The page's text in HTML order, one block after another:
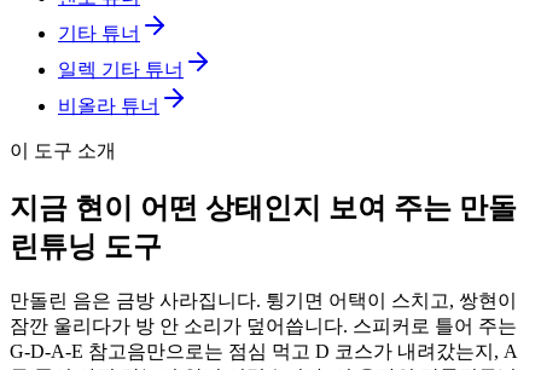
기타 튜너
일렉 기타 튜너
비올라 튜너
이 도구 소개
지금 현이 어떤 상태인지 보여 주는 만돌
린튜닝 도구
만돌린 음은 금방 사라집니다. 튕기면 어택이 스치고, 쌍현이
잠깐 울리다가 방 안 소리가 덮어씁니다. 스피커로 틀어 주는
G-D-A-E 참고음만으로는 점심 먹고 D 코스가 내려갔는지, A